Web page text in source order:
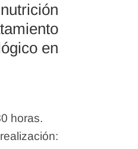
en
horas.